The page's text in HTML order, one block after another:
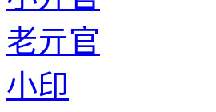
老亓官
小印